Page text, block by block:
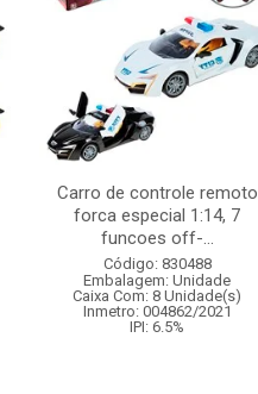
Carro de controle remoto
forca especial 1:14, 7
funcoes off-...
Código: 830488
Embalagem: Unidade
Caixa Com: 8 Unidade(s)
Inmetro: 004862/2021
IPI: 6.5%